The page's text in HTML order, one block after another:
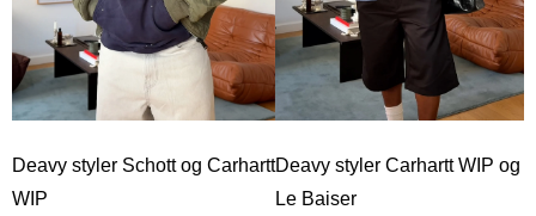
Deavy styler Schott og Carhartt
WIP
Deavy styler Carhartt WIP og
Le Baiser